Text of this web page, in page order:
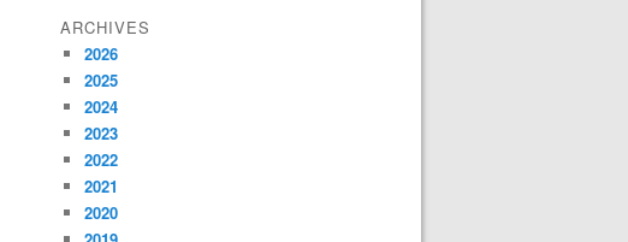
ARCHIVES
2026
2025
2024
2023
2022
2021
2020